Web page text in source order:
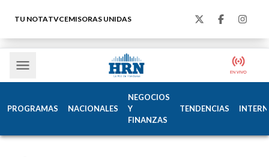
TU NOTATVCEMISORAS UNIDAS
PROGRAMAS NACIONALES
NEGOCIOS
Y
FINANZAS
TENDENCIAS